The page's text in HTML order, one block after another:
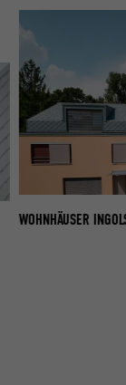
WOHNHÄUSER